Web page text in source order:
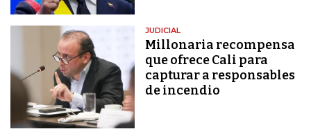
JUDICIAL
Millonaria recompensa
que ofrece Cali para
capturar a responsables
de incendio